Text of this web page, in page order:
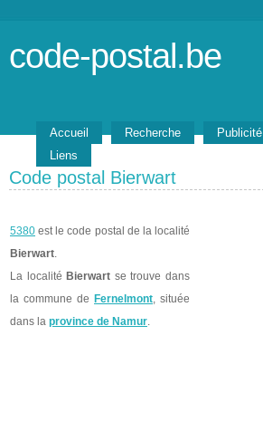
code-postal.be
Accueil Recherche Publicité
Liens
Code postal Bierwart
5380 est le code postal de la localité
Bierwart.
La localité Bierwart se trouve dans
la commune de Fernelmont, située
dans la province de Namur.